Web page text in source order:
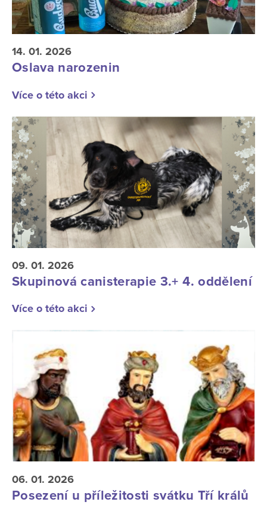
14. 01. 2026
Oslava narozenin
Více o této akci
09. 01. 2026
Skupinová canisterapie 3.+ 4. oddělení
Více o této akci
06. 01. 2026
Posezení u příležitosti svátku Tří králů